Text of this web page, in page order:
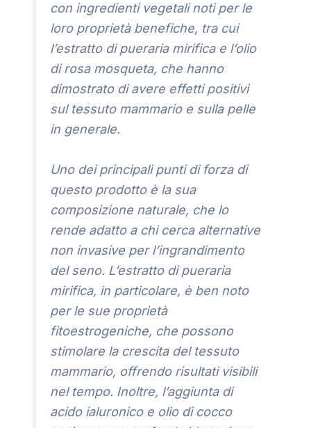
con ingredienti vegetali noti per le
loro proprietà benefiche, tra cui
l’estratto di pueraria mirifica e l’olio
di rosa mosqueta, che hanno
dimostrato di avere effetti positivi
sul tessuto mammario e sulla pelle
in generale.
Uno dei principali punti di forza di
questo prodotto è la sua
composizione naturale, che lo
rende adatto a chi cerca alternative
non invasive per l’ingrandimento
del seno. L’estratto di pueraria
mirifica, in particolare, è ben noto
per le sue proprietà
fitoestrogeniche, che possono
stimolare la crescita del tessuto
mammario, offrendo risultati visibili
nel tempo. Inoltre, l’aggiunta di
acido ialuronico e olio di cocco